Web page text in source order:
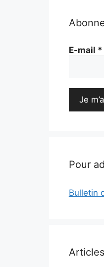
E-mail *
Pour
Bulletin